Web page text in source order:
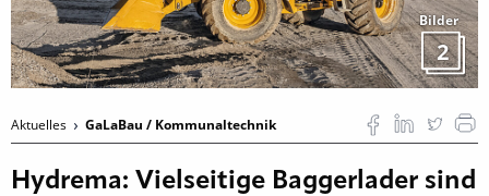
Bilder
2
Aktuelles GaLaBau / Kommunaltechnik
Hydrema: Vielseitige Baggerlader sind